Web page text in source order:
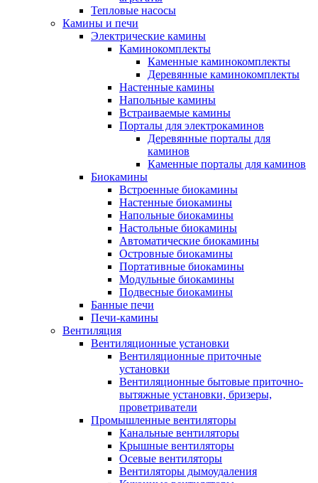
Тепловые насосы
Камины и печи
Электрические камины
Каминокомплекты
Каменные каминокомплекты
Деревянные каминокомплекты
Настенные камины
Напольные камины
Встраиваемые камины
Порталы для электрокаминов
Деревянные порталы для
каминов
Каменные порталы для каминов
Биокамины
Встроенные биокамины
Настенные биокамины
Напольные биокамины
Настольные биокамины
Автоматические биокамины
Островные биокамины
Портативные биокамины
Модульные биокамины
Подвесные биокамины
Банные печи
Печи-камины
Вентиляция
Вентиляционные установки
Вентиляционные приточные
установки
Вентиляционные бытовые приточно-
вытяжные установки, бризеры,
проветриватели
Промышленные вентиляторы
Канальные вентиляторы
Крышные вентиляторы
Осевые вентиляторы
Вентиляторы дымоудаления